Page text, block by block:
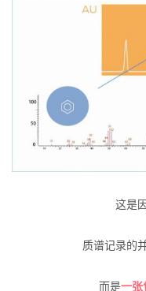
这是
质谱记录的
而是一张